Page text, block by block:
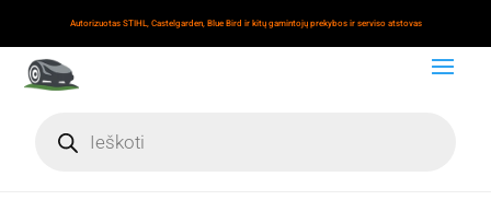
Autorizuotas STIHL, Castelgarden, Blue Bird ir kitų gamintojų prekybos ir serviso atstovas
search